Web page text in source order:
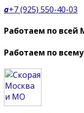
a+7 (925) 550-40-03
Работаем по всей
Работаем по